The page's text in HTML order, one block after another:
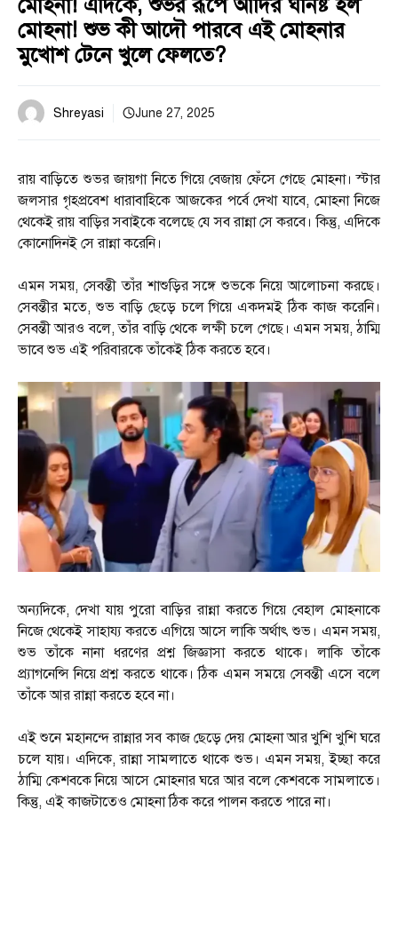
মোহনা! এদিকে, শুভর রূপে আদির ঘনিষ্ট হল
মোহনা! শুভ কী আদৌ পারবে এই মোহনার
মুখোশ টেনে খুলে ফেলতে?
Shreyasi June 27, 2025
রায় বাড়িতে শুভর জায়গা নিতে গিয়ে বেজায় ফেঁসে গেছে মোহনা। স্টার
জলসার গৃহপ্রবেশ ধারাবাহিকে আজকের পর্বে দেখা যাবে, মোহনা নিজে
থেকেই রায় বাড়ির সবাইকে বলেছে যে সব রান্না সে করবে। কিন্তু, এদিকে
কোনোদিনই সে রান্না করেনি।
এমন সময়, সেবন্তী তাঁর শাশুড়ির সঙ্গে শুভকে নিয়ে আলোচনা করছে।
সেবন্তীর মতে, শুভ বাড়ি ছেড়ে চলে গিয়ে একদমই ঠিক কাজ করেনি।
সেবন্তী আরও বলে, তাঁর বাড়ি থেকে লক্ষী চলে গেছে। এমন সময়, ঠাম্মি
ভাবে শুভ এই পরিবারকে তাঁকেই ঠিক করতে হবে।
অন্যদিকে, দেখা যায় পুরো বাড়ির রান্না করতে গিয়ে বেহাল মোহনাকে
নিজে থেকেই সাহায্য করতে এগিয়ে আসে লাকি অর্থাৎ শুভ। এমন সময়,
শুভ তাঁকে নানা ধরণের প্রশ্ন জিজ্ঞাসা করতে থাকে। লাকি তাঁকে
প্র্যাগনেন্সি নিয়ে প্রশ্ন করতে থাকে। ঠিক এমন সময়ে সেবন্তী এসে বলে
তাঁকে আর রান্না করতে হবে না।
এই শুনে মহানন্দে রান্নার সব কাজ ছেড়ে দেয় মোহনা আর খুশি খুশি ঘরে
চলে যায়। এদিকে, রান্না সামলাতে থাকে শুভ। এমন সময়, ইচ্ছা করে
ঠাম্মি কেশবকে নিয়ে আসে মোহনার ঘরে আর বলে কেশবকে সামলাতে।
কিন্তু, এই কাজটাতেও মোহনা ঠিক করে পালন করতে পারে না।